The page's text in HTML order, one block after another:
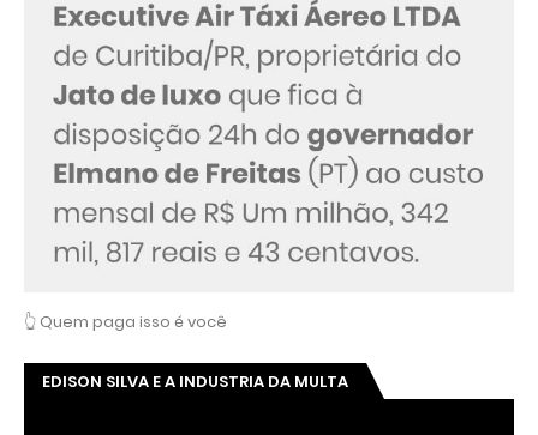
👆 Quem paga isso é você
EDISON SILVA E A INDUSTRIA DA MULTA